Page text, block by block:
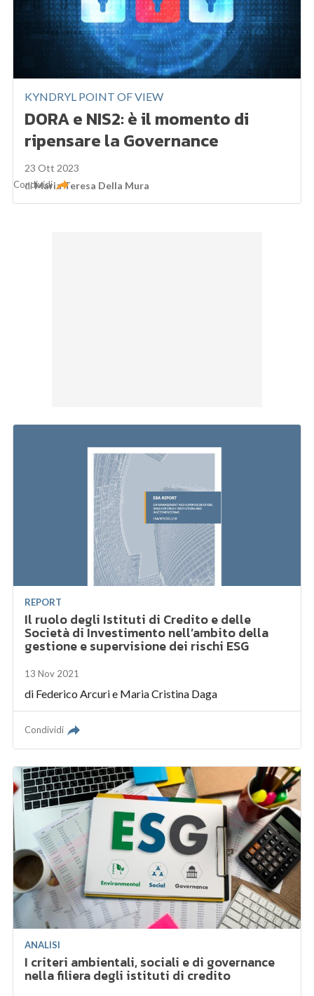
KYNDRYL POINT OF VIEW
DORA e NIS2: è il momento di
ripensare la Governance
23 Ott 2023
diMaria Teresa Della Mura
Condividi
REPORT
Il ruolo degli Istituti di Credito e delle
Società di Investimento nell’ambito della
gestione e supervisione dei rischi ESG
13 Nov 2021
di Federico Arcurie Maria Cristina Daga
Condividi
ANALISI
I criteri ambientali, sociali e di governance
nella filiera degli istituti di credito